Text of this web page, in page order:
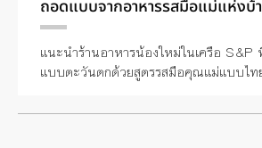
ถอดแบบจากอาหารรสมือแม่แห่งบ้
แนะนำร้านอาหารน้องใหม่ในเครือ S&P
แบบตะวันตกด้วยสูตรรสมือคุณแม่แบบไท